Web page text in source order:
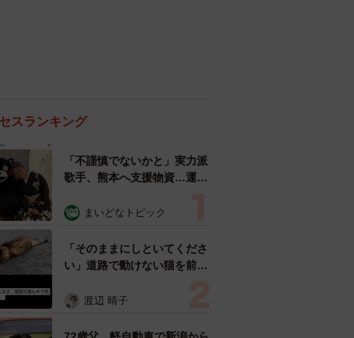
スランキング
「不謹慎でないかと」実力派
歌手、熊本へ支援物資…運搬
めらい 「痛いほど伝わる」
まいどなトピック
「そのままにしといてくださ
い」道路で動けない猫を前に
ようとした4日間 「命の重
表の訴え
渡辺 晴子